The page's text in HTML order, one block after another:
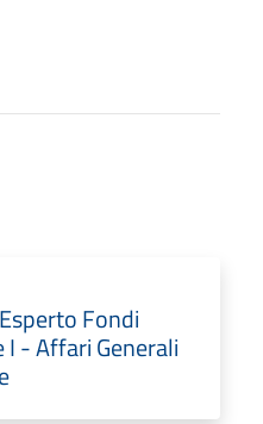
Fondi
- Affari Generali